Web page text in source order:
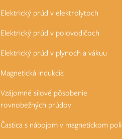
Elektrický prúd v elektrolytoch
Elektrický prúd v polovodičoch
Elektrický prúd v plynoch a vákuu
Magnetická indukcia
Vzájomné silové pôsobenie
rovnobežných prúdov
Častica s nábojom v magnetickom poli